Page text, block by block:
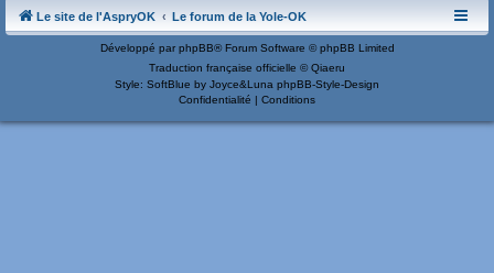
Le site de l'AspryOK Le forum de la Yole-OK
Développé par phpBB® Forum Software © phpBB Limited
Traduction française officielle ©Qiaeru
Style: SoftBlue by Joyce&Luna phpBB-Style-Design
Confidentialité | Conditions